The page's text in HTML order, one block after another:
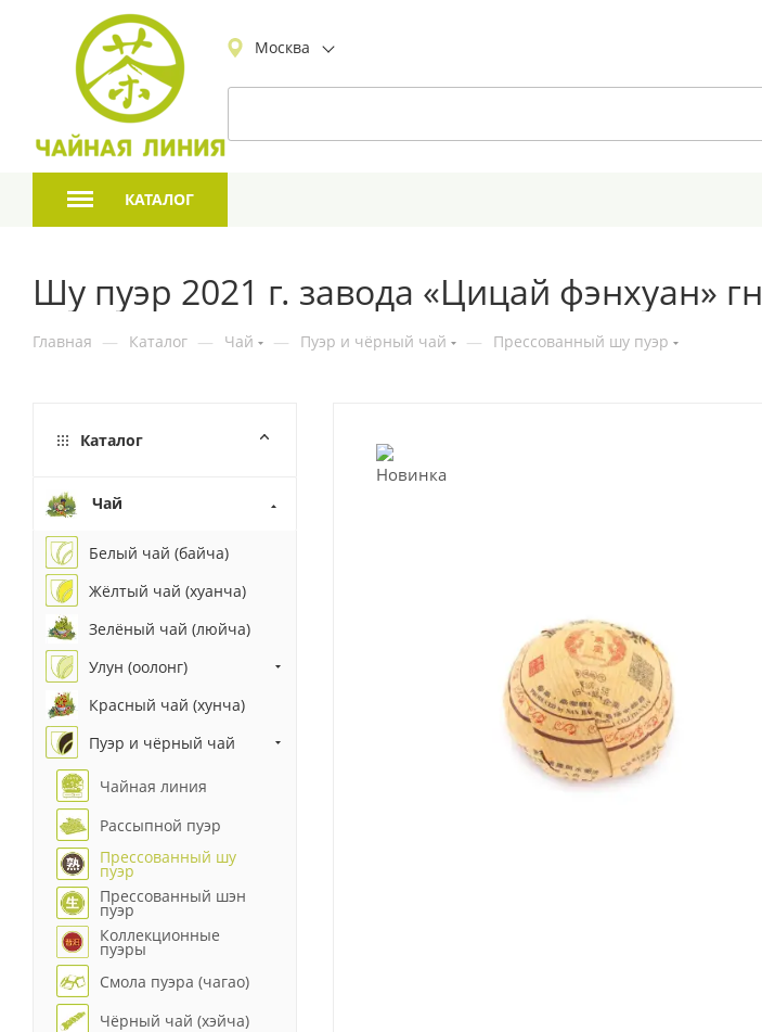
Москва
КАТАЛОГ
Шу пуэр 2021 г. завода «Цицай фэнхуан»
Главная — Каталог — Чай — Пуэр и чёрный чай — Прессованный шу пуэр
Каталог
Чай
Белый чай (байча)
Жёлтый чай (хуанча)
Зелёный чай (люйча)
Улун (оолонг)
Красный чай (хунча)
Пуэр и чёрный чай
Чайная линия
Рассыпной пуэр
Прессованный шу
пуэр
Прессованный шэн
пуэр
Коллекционные
пуэры
Смола пуэра (чагао)
Чёрный чай (хэйча)